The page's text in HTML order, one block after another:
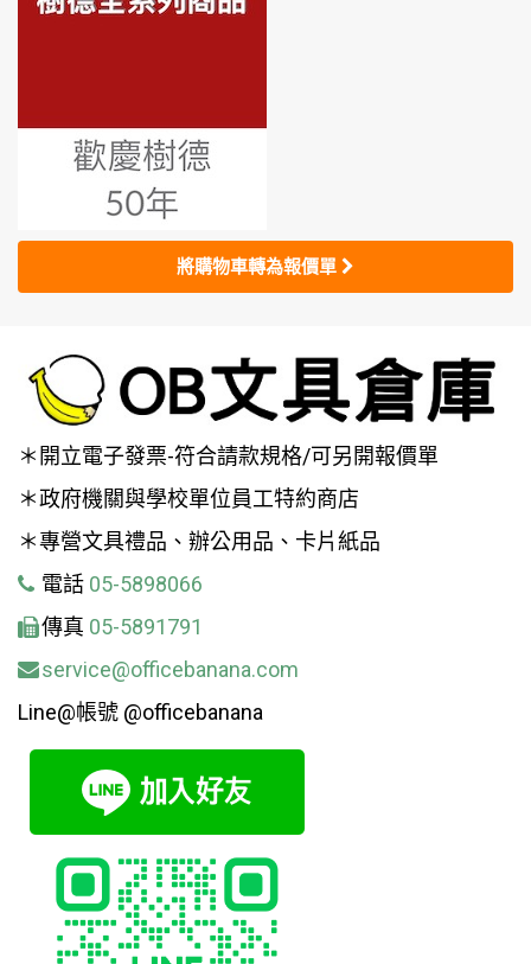
將購物車轉為報價單
＊開立電子發票-符合請款規格/可另開報價單
＊政府機關與學校單位員工特約商店
＊專營文具禮品、辦公用品、卡片紙品
電話 05-5898066
傳真 05-5891791
service@officebanana.com
Line@帳號 @officebanana